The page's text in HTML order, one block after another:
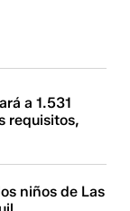
a 1.531
requisitos,
niños de Las